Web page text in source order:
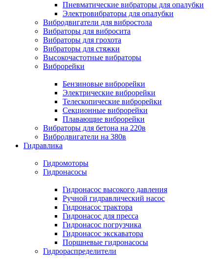
Пневматические вибраторы для опалубки
Электровибраторы для опалубки
Вибродвигатели для вибростола
Вибраторы для вибросита
Вибраторы для грохота
Вибраторы для стяжки
Высокочастотные вибраторы
Виброрейки
Бензиновые виброрейки
Электрические виброрейки
Телескопические виброрейки
Секционные виброрейки
Плавающие виброрейки
Вибраторы для бетона на 220в
Вибродвигатели на 380в
Гидравлика
Гидромоторы
Гидронасосы
Гидронасос высокого давления
Ручной гидравлический насос
Гидронасос трактора
Гидронасос для пресса
Гидронасос погрузчика
Гидронасос экскаватора
Поршневые гидронасосы
Гидрораспределители